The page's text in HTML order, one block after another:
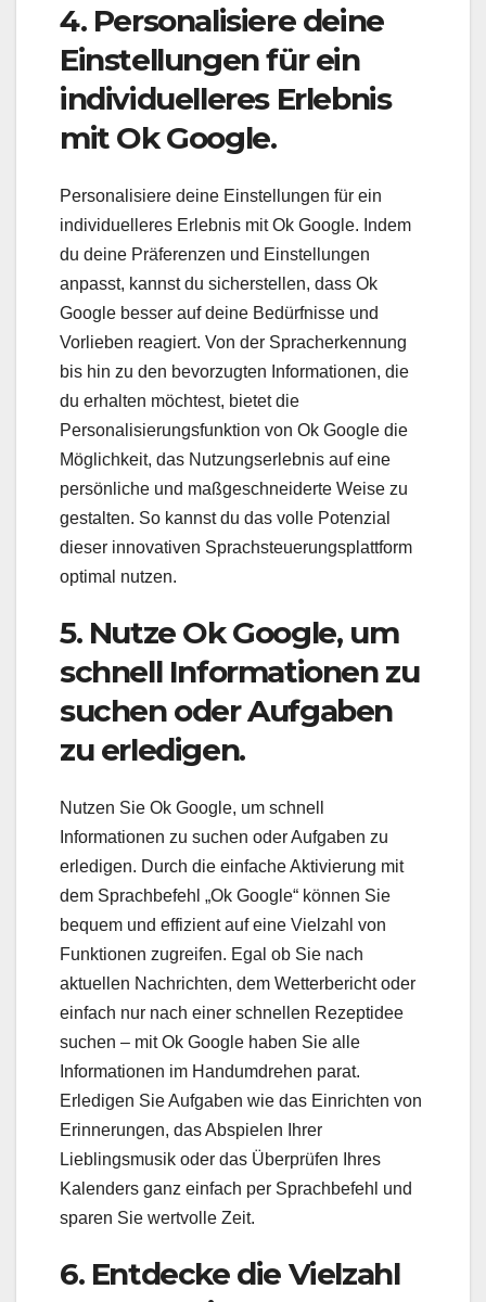
4. Personalisiere deine
Einstellungen für ein
individuelleres Erlebnis
mit Ok Google.
Personalisiere deine Einstellungen für ein
individuelleres Erlebnis mit Ok Google. Indem
du deine Präferenzen und Einstellungen
anpasst, kannst du sicherstellen, dass Ok
Google besser auf deine Bedürfnisse und
Vorlieben reagiert. Von der Spracherkennung
bis hin zu den bevorzugten Informationen, die
du erhalten möchtest, bietet die
Personalisierungsfunktion von Ok Google die
Möglichkeit, das Nutzungserlebnis auf eine
persönliche und maßgeschneiderte Weise zu
gestalten. So kannst du das volle Potenzial
dieser innovativen Sprachsteuerungsplattform
optimal nutzen.
5. Nutze Ok Google, um
schnell Informationen zu
suchen oder Aufgaben
zu erledigen.
Nutzen Sie Ok Google, um schnell
Informationen zu suchen oder Aufgaben zu
erledigen. Durch die einfache Aktivierung mit
dem Sprachbefehl „Ok Google“ können Sie
bequem und effizient auf eine Vielzahl von
Funktionen zugreifen. Egal ob Sie nach
aktuellen Nachrichten, dem Wetterbericht oder
einfach nur nach einer schnellen Rezeptidee
suchen – mit Ok Google haben Sie alle
Informationen im Handumdrehen parat.
Erledigen Sie Aufgaben wie das Einrichten von
Erinnerungen, das Abspielen Ihrer
Lieblingsmusik oder das Überprüfen Ihres
Kalenders ganz einfach per Sprachbefehl und
sparen Sie wertvolle Zeit.
6. Entdecke die Vielzahl